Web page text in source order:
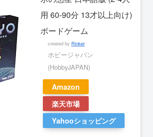
用 60-90分 13才以上向け)
ボードゲーム
created by Rinker
ホビージャパン
(HobbyJAPAN)
Amazon
楽天市場
Yahooショッピング